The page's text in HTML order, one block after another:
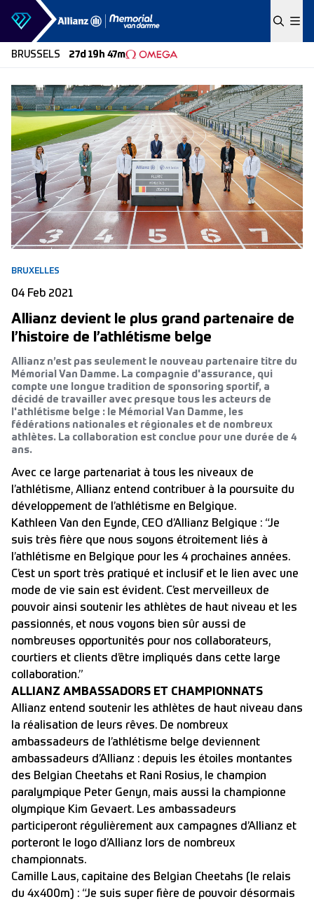
Skip to content
BRUSSELS 27d 19h 47m
BRUXELLES
04 Feb 2021
Allianz devient le plus grand partenaire de
l’histoire de l’athlétisme belge
Allianz n’est pas seulement le nouveau partenaire titre du
Mémorial Van Damme. La compagnie d'assurance, qui
compte une longue tradition de sponsoring sportif, a
décidé de travailler avec presque tous les acteurs de
l'athlétisme belge : le Mémorial Van Damme, les
fédérations nationales et régionales et de nombreux
athlètes. La collaboration est conclue pour une durée de 4
ans.
Avec ce large partenariat à tous les niveaux de
l’athlétisme, Allianz entend contribuer à la poursuite du
développement de l’athlétisme en Belgique.
Kathleen Van den Eynde, CEO d’Allianz Belgique : “Je
suis très fière que nous soyons étroitement liés à
l’athlétisme en Belgique pour les 4 prochaines années.
C’est un sport très pratiqué et inclusif et le lien avec une
mode de vie sain est évident. C’est merveilleux de
pouvoir ainsi soutenir les athlètes de haut niveau et les
passionnés, et nous voyons bien sûr aussi de
nombreuses opportunités pour nos collaborateurs,
courtiers et clients d’être impliqués dans cette large
collaboration.”
ALLIANZ AMBASSADORS ET CHAMPIONNATS
Allianz entend soutenir les athlètes de haut niveau dans
la réalisation de leurs rêves. De nombreux
ambassadeurs de l’athlétisme belge deviennent
ambassadeurs d’Allianz : depuis les étoiles montantes
des Belgian Cheetahs et Rani Rosius, le champion
paralympique Peter Genyn, mais aussi la championne
olympique Kim Gevaert. Les ambassadeurs
participeront régulièrement aux campagnes d’Allianz et
porteront le logo d’Allianz lors de nombreux
championnats.
Camille Laus, capitaine des Belgian Cheetahs (le relais
du 4x400m) : “Je suis super fière de pouvoir désormais